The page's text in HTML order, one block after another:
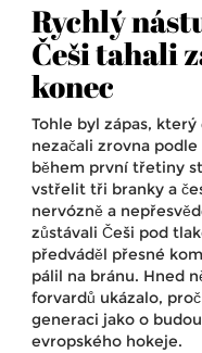
Rychlý
Češi tahali
konec
Tohle byl zápas,
nezačali zrovna
během první třetiny
vstřelit tři branky a
nervózně a
zůstávali Češi pod
předváděl přesné
pálil na bránu. Hned
forvardů ukázalo,
generaci jako o
evropského hokeje.